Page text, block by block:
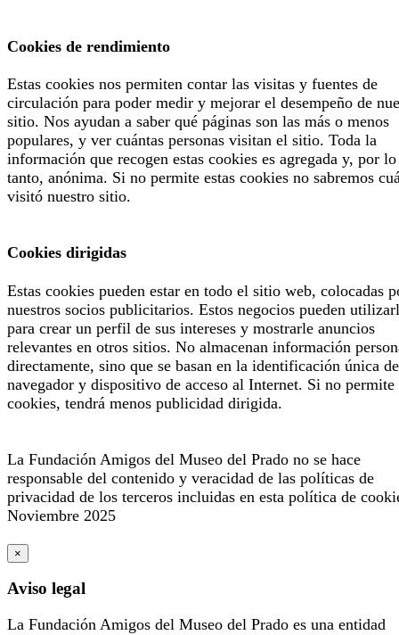
Cookies de rendimiento
Estas cookies nos permiten contar las visitas y fuentes de
circulación para poder medir y mejorar el desempeño de
sitio. Nos ayudan a saber qué páginas son las más o menos
populares, y ver cuántas personas visitan el sitio. Toda la
información que recogen estas cookies es agregada y, por lo
tanto, anónima. Si no permite estas cookies no sabremos
visitó nuestro sitio.
Cookies dirigidas
Estas cookies pueden estar en todo el sitio web, colocadas
nuestros socios publicitarios. Estos negocios pueden
para crear un perfil de sus intereses y mostrarle anuncios
relevantes en otros sitios. No almacenan información
directamente, sino que se basan en la identificación única
navegador y dispositivo de acceso al Internet. Si no permite
cookies, tendrá menos publicidad dirigida.
La Fundación Amigos del Museo del Prado no se hace
responsable del contenido y veracidad de las políticas de
privacidad de los terceros incluidas en esta política de
Noviembre 2025
×
Aviso legal
La Fundación Amigos del Museo del Prado es una entidad